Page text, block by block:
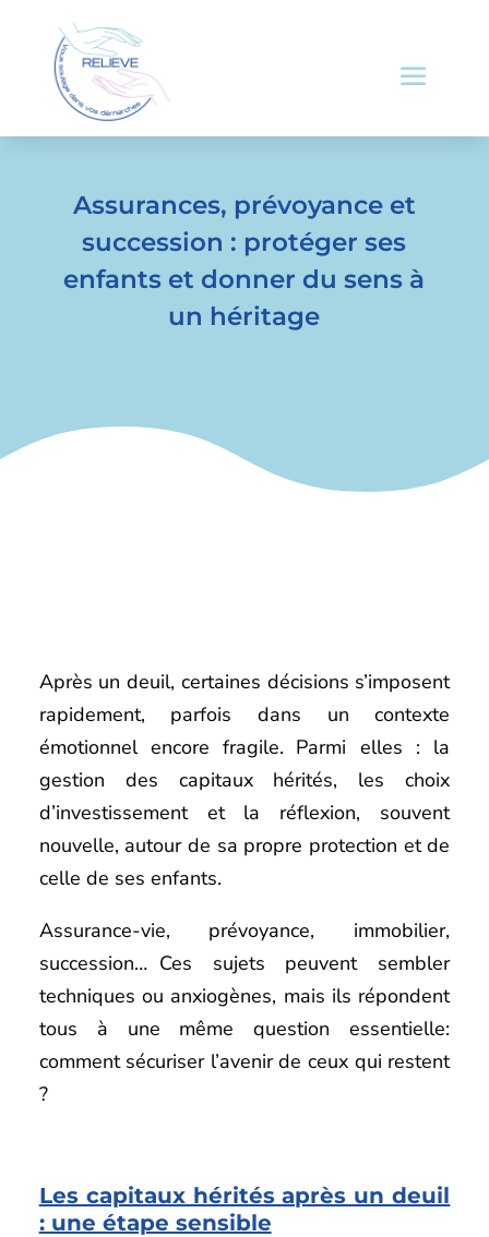
Assurances, prévoyance et
succession : protéger ses
enfants et donner du sens à
un héritage
Après un deuil, certaines décisions s’imposent
rapidement, parfois dans un contexte
émotionnel encore fragile. Parmi elles : la
gestion des capitaux hérités, les choix
d’investissement et la réflexion, souvent
nouvelle, autour de sa propre protection et de
celle de ses enfants.
Assurance-vie, prévoyance, immobilier,
succession… Ces sujets peuvent sembler
techniques ou anxiogènes, mais ils répondent
tous à une même question essentielle:
comment sécuriser l’avenir de ceux qui restent
?
Les capitaux hérités après un deuil
: une étape sensible